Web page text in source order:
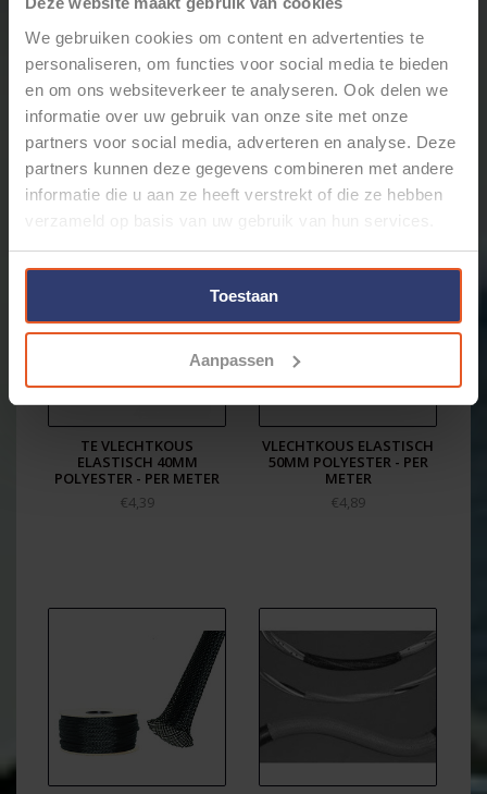
We gebruiken cookies om content en advertenties te
personaliseren, om functies voor social media te bieden
en om ons websiteverkeer te analyseren. Ook delen we
informatie over uw gebruik van onze site met onze
partners voor social media, adverteren en analyse. Deze
partners kunnen deze gegevens combineren met andere
informatie die u aan ze heeft verstrekt of die ze hebben
verzameld op basis van uw gebruik van hun services.
Toestaan
Aanpassen
VLECHTKOUS ELASTISCH
25MM POLYESTER PER
METER
€2,23
VLECHTKOUS ELASTISCH
30MM POLYESTER - PER
METER
€2,53
TE VLECHTKOUS
ELASTISCH 40MM
POLYESTER - PER METER
€4,39
VLECHTKOUS ELASTISCH
50MM POLYESTER - PER
METER
€4,89